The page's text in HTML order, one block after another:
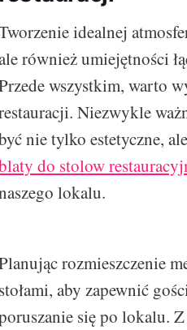
idealnej
również umiejętności
wszystkim, warto
Niezwykle
nie tylko estetyczne,
do stolow
lokalu.
rozmieszczenie
stołami, aby zapewnić
się po lokalu.